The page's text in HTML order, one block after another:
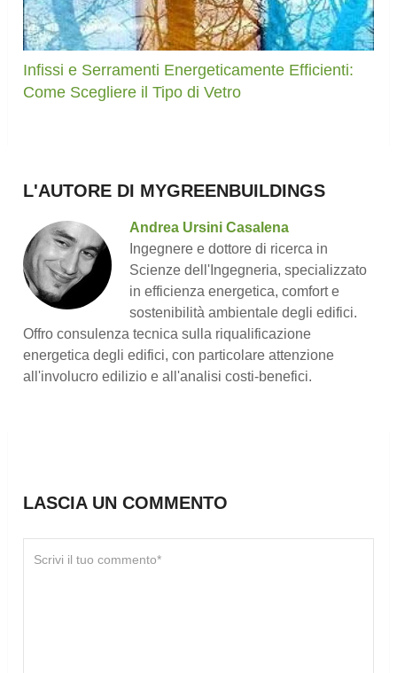
Infissi e Serramenti Energeticamente Efficienti:
Come Scegliere il Tipo di Vetro
L'AUTORE DI MYGREENBUILDINGS
Andrea Ursini Casalena
Ingegnere e dottore di ricerca in
Scienze dell'Ingegneria, specializzato
in efficienza energetica, comfort e
sostenibilità ambientale degli edifici.
Offro consulenza tecnica sulla riqualificazione
energetica degli edifici, con particolare attenzione
all'involucro edilizio e all'analisi costi-benefici.
LASCIA UN COMMENTO